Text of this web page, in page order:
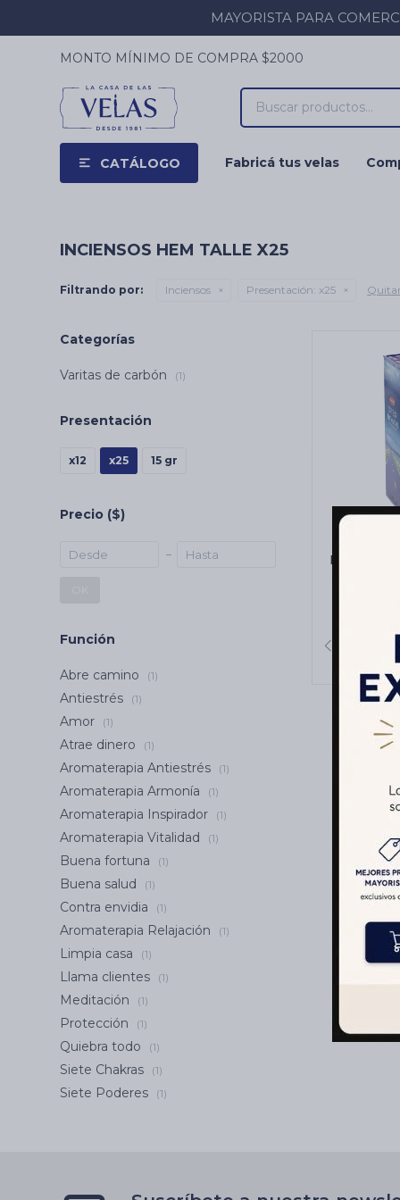
MAYORISTA PARA
CATÁLOGO Fabricá tus velas
MONTO MÍNIMO DE COMPRA $2000
INCIENSOS HEM TALLE X25
Filtrando por: Inciensos Presentación: x25
Categorías
Varitas de carbón (1)
Presentación
x12 x25 15 gr
Precio ($)
Función
Abre camino (1)
Antiestrés (1)
Amor (1)
Atrae dinero (1)
Aromaterapia Antiestrés (1)
Aromaterapia Armonía (1)
Aromaterapia Inspirador (1)
Aromaterapia Vitalidad (1)
Buena fortuna (1)
Buena salud (1)
Contra envidia (1)
Aromaterapia Relajación (1)
Limpia casa (1)
Llama clientes (1)
Meditación (1)
Protección (1)
Quiebra todo (1)
Siete Chakras (1)
Siete Poderes (1)